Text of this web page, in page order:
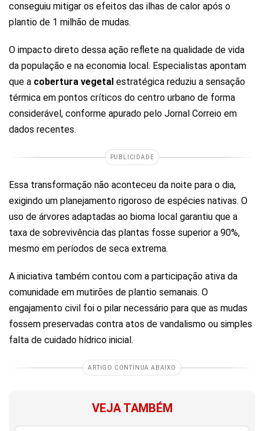
conseguiu mitigar os efeitos das ilhas de calor após o
plantio de 1 milhão de mudas.
O impacto direto dessa ação reflete na qualidade de vida
da população e na economia local. Especialistas apontam
que a cobertura vegetal estratégica reduziu a sensação
térmica em pontos críticos do centro urbano de forma
considerável, conforme apurado pelo Jornal Correio em
dados recentes.
PUBLICIDADE
Essa transformação não aconteceu da noite para o dia,
exigindo um planejamento rigoroso de espécies nativas. O
uso de árvores adaptadas ao bioma local garantiu que a
taxa de sobrevivência das plantas fosse superior a 90%,
mesmo em períodos de seca extrema.
A iniciativa também contou com a participação ativa da
comunidade em mutirões de plantio semanais. O
engajamento civil foi o pilar necessário para que as mudas
fossem preservadas contra atos de vandalismo ou simples
falta de cuidado hídrico inicial.
ARTIGO CONTINUA ABAIXO
VEJA TAMBÉM